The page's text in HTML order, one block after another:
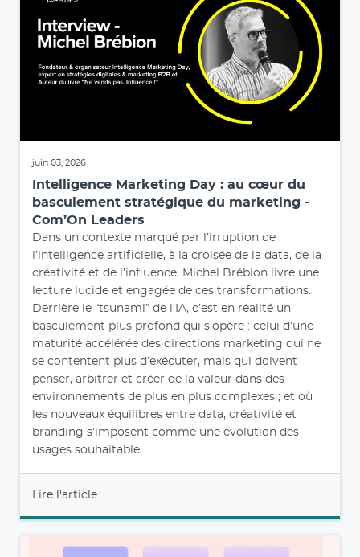
juin 03, 2026
Intelligence Marketing Day : au cœur du
basculement stratégique du marketing -
Com’On Leaders
Dans un contexte marqué par l’irruption de
l’intelligence artificielle, à la croisée de la data, de la
créativité et de l’influence, Michel Brébion livre une
lecture lucide et engagée de ces transformations.
Derrière le “tsunami” de l’IA, c’est en réalité un
basculement plus profond qui s’opère : celui d’une
maturité accélérée des directions marketing qui ne
se contentent plus d’exécuter, mais qui doivent
penser, arbitrer et créer de la valeur dans des
environnements de plus en plus complexes ; et où
les nouveaux équilibres entre data, créativité et
branding s’imposent comme une évolution des
usages souhaitable.
Lire l'article